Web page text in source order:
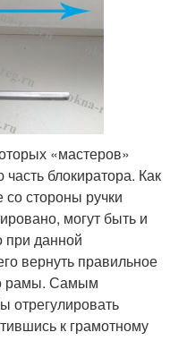
«мастеров»
блокиратора. Как
стороны ручки
могут быть и
при данной
вернуть правильное
рамы. Самым
к грамотному